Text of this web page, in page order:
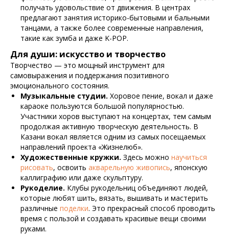
получать удовольствие от движения. В центрах
предлагают занятия историко-бытовыми и бальными
танцами, а также более современные направления,
такие как зумба и даже K-POP.
Для души: искусство и творчество
Творчество — это мощный инструмент для
самовыражения и поддержания позитивного
эмоционального состояния.
Музыкальные студии. Хоровое пение, вокал и даже
караоке пользуются большой популярностью.
Участники хоров выступают на концертах, тем самым
продолжая активную творческую деятельность. В
Казани вокал является одним из самых посещаемых
направлений проекта «Жизнелюб».
Художественные кружки. Здесь можно научиться
рисовать, освоить акварельную живопись, японскую
каллиграфию или даже скульптуру.
Рукоделие. Клубы рукодельниц объединяют людей,
которые любят шить, вязать, вышивать и мастерить
различные поделки. Это прекрасный способ проводить
время с пользой и создавать красивые вещи своими
руками.